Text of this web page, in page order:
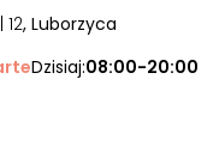
| 12, Luborzyca
Dzisiaj:08:00-20:00